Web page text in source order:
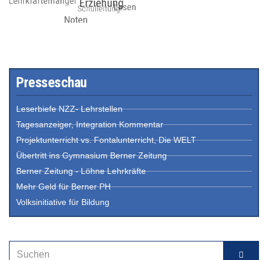
Presseschau
Leserbiefe NZZ- Lehrstellen
Tagesanzeiger, Integration Kommentar
Projektunterricht vs. Fontalunterricht, Die WELT
Übertritt ins Gymnasium Berner Zeitung
Berner Zeitung - Löhne Lehrkräfte
Mehr Geld für Berner PH
Volksinitiative für Bildung